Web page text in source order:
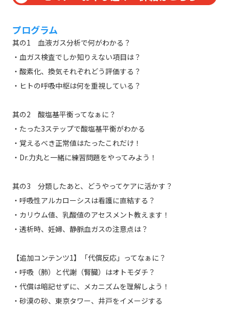
プログラム
其の1 血液ガス分析で何がわかる？
・血ガス検査でしか知りえない項目は？
・酸素化、換気それぞれどう評価する？
・ヒトの呼吸中枢は何を重視している？
其の2 酸塩基平衡ってなぁに？
・たった3ステップで酸塩基平衡がわかる
・覚えるべき正常値はたったこれだけ！
・Dr.力丸と一緒に練習問題をやってみよう！
其の3 分類したあと、どうやってケアに活かす？
・呼吸性アルカローシスは看護に直結する？
・カリウム値、乳酸値のアセスメント教えます！
・透析時、妊婦、静脈血ガスの注意点は？
【追加コンテンツ1】「代償反応」ってなぁに？
・呼吸（肺）と代謝（腎臓）はオトモダチ？
・代償は暗記せずに、メカニズムを理解しよう！
・砂漠の砂、東京タワー、井戸をイメージする